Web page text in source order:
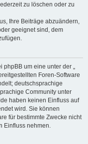
zu löschen oder zu
Ihre Beiträge abzuändern,
geeignet sind, dem
phpBB um eine unter der „
Foren-Software
deutschsprachige
Community unter
haben keinen Einfluss auf
wird. Sie können
für bestimmte Zwecke nicht
Einfluss nehmen.